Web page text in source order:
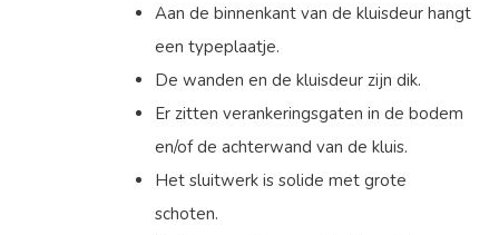
Aan de binnenkant van de kluisdeur hangt
een typeplaatje.
De wanden en de kluisdeur zijn dik.
Er zitten verankeringsgaten in de bodem
en/of de achterwand van de kluis.
Het sluitwerk is solide met grote
schoten.